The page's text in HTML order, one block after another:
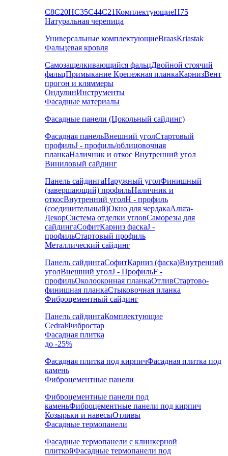
С8С20НС35С44С21КомплектующиеН75
Натуральная черепица
Универсальные комплектующиеBraasKriastak
Фальцевая кровля
Самозащелкивающийся фальцДвойной стоячий
фальцПримыкание Крепежная планкаКарнизВент
прогон и кляммеры
ОндулинИнструменты
Фасадные материалы
Фасадные панели (Цокольный сайдинг)
Фасадная панельВнешний уголСтартовый
профильJ - профиль/облицовочная
планкаНаличник и откос Внутренний угол
Виниловый сайдинг
Панель сайдингаНаружный уголФинишный
(завершающий) профильНаличник и
откосВнутренний уголH - профиль
(соединительный)Окно для чердакаАльта-
ДекорСистема отделки угловСаморезы для
сайдингаСофитКарниз фаскаJ -
профильСтартовый профиль
Металлический сайдинг
Панель сайдингаСофитКарниз (фаска)Внутренний
уголВнешний уголJ - ПрофильF -
профильОколооконная планкаОтливСтартово-
финишная планкаСтыковочная планка
Фиброцементный сайдинг
Панель сайдингаКомплектующие
CedralФибростар
Фасадная плитка
до -25%
Фасадная плитка под кирпичФасадная плитка под
камень
Фиброцементные панели
Фиброцементные панели под
каменьФиброцементные панели под кирпич
Козырьки и навесыОтливы
Фасадные термопанели
Фасадные термопанели с клинкерной
плиткойФасадные термопанели под